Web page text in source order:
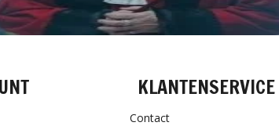
KLANTENSERVICE
Contact